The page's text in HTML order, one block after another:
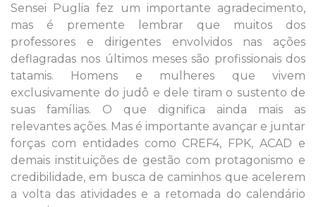
Sensei Puglia fez um importante agradecimento,
mas é premente lembrar que muitos dos
professores e dirigentes envolvidos nas ações
deflagradas nos últimos meses são profissionais dos
tatamis. Homens e mulheres que vivem
exclusivamente do judô e dele tiram o sustento de
suas famílias. O que dignifica ainda mais as
relevantes ações. Mas é importante avançar e juntar
forças com entidades como CREF4, FPK, ACAD e
demais instituições de gestão com protagonismo e
credibilidade, em busca de caminhos que acelerem
a volta das atividades e a retomada do calendário